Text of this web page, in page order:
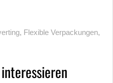
, Flexible Verpackungen,